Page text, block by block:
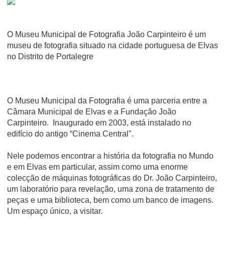
O Museu Municipal de Fotografia João Carpinteiro é um
museu de fotografia situado na cidade portuguesa de Elvas
no Distrito de Portalegre
O Museu Municipal da Fotografia é uma parceria entre a
Câmara Municipal de Elvas e a Fundação João
Carpinteiro. Inaugurado em 2003, está instalado no
edifício do antigo “Cinema Central".
Nele podemos encontrar a história da fotografia no Mundo
e em Elvas em particular, assim como uma enorme
colecção de máquinas fotográficas do Dr. João Carpinteiro,
um laboratório para revelação, uma zona de tratamento de
peças e uma biblioteca, bem como um banco de imagens.
Um espaço único, a visitar.